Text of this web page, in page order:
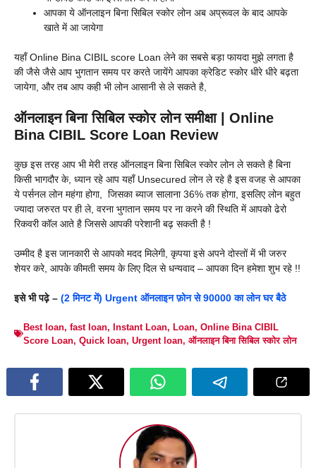
आपका ये ऑनलाइन बिना सिबिल स्कोर लोन अब अप्रूवल के बाद आपके
खाते में आ जायेगा
यहाँ Online Bina CIBIL score Loan लेने का सबसे बड़ा फायदा मुझे लगता है
की जैसे जैसे आप भुगतान समय पर करते जायेंगे आपका क्रेडिट स्कोर धीरे धीरे बढ़ता
जायेगा, और तब आप कही भी लोन आसानी से ले सकते है,
ऑनलाइन बिना सिबिल स्कोर लोन समीक्षा | Online
Bina CIBIL Score Loan Review
कुछ इस तरह आप भी मेरी तरह ऑनलाइन बिना सिबिल स्कोर लोन ले सकते है बिना
किसी भागदौर के, ध्यान रहे आप यहाँ Unsecured लोन ले रहे है इस वजह से आपका
ये पर्सनल लोन महंगा होगा, जिसका ब्याज सालाना 36% तक होगा, इसलिए लोन बहुत
ज्यादा जरुरत पर ही ले, वरना भुगतान समय पर ना करने की स्थिति में आपको ढेरो
रिकवरी कॉल आते है जिससे आपकी परेशानी बढ़ सकती है !
उम्मीद है इस जानकारी से आपको मदद मिलेगी, कृपया इसे अपने दोस्तों में भी जरुर
शेयर करे, आपके कीमती समय के लिए दिल से धन्यवाद – आपका दिन हमेशा शुभ रहे !!
इसे भी पढ़े – (2 मिनट में) Urgent ऑनलाइन फ़ोन से 90000 का लोन घर बैठे
Best loan, fast loan, Instant Loan, Loan, Online Bina CIBIL
Score Loan, Quick loan, Urgent loan, ऑनलाइन बिना सिबिल स्कोर लोन